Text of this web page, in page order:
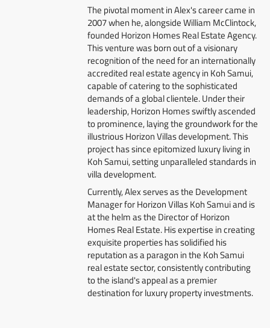
The pivotal moment in Alex's career came in
2007 when he, alongside William McClintock,
founded Horizon Homes Real Estate Agency.
This venture was born out of a visionary
recognition of the need for an internationally
accredited real estate agency in Koh Samui,
capable of catering to the sophisticated
demands of a global clientele. Under their
leadership, Horizon Homes swiftly ascended
to prominence, laying the groundwork for the
illustrious Horizon Villas development. This
project has since epitomized luxury living in
Koh Samui, setting unparalleled standards in
villa development.
Currently, Alex serves as the Development
Manager for Horizon Villas Koh Samui and is
at the helm as the Director of Horizon
Homes Real Estate. His expertise in creating
exquisite properties has solidified his
reputation as a paragon in the Koh Samui
real estate sector, consistently contributing
to the island's appeal as a premier
destination for luxury property investments.